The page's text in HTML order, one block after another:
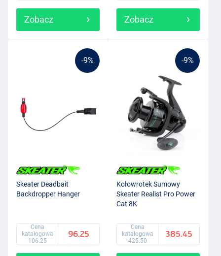
Zobacz Zobacz
-9%
Skeater Deadbait
Backdropper Hanger
Cena
katalogowa
106.25
96.25
-9%
Kołowrotek Sumowy
Skeater Realist Pro Power
Cat 8K
Cena
katalogowa
425.50
385.45